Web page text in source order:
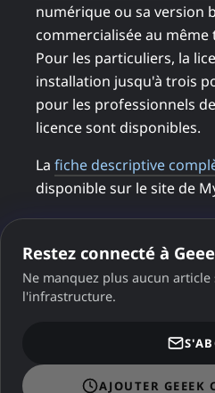
numérique ou sa version
commercialisée au même
Pour les particuliers, la
installation jusqu'à trois
pour les professionnels
licence sont disponibles.
La fiche descriptive
disponible sur le site de
Cet article a obtenu le
d'Antidote/
Restez connecté à
Ne manquez plus aucun
l'infrastructure.
AJOUTER GEEEK